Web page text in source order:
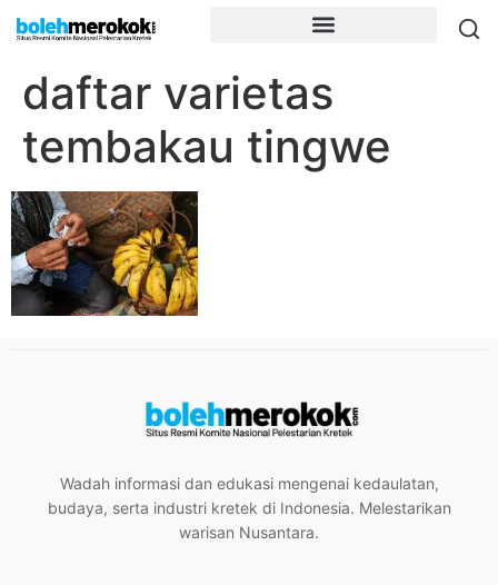
daftar varietas
tembakau tingwe
Wadah informasi dan edukasi mengenai kedaulatan,
budaya, serta industri kretek di Indonesia. Melestarikan
warisan Nusantara.